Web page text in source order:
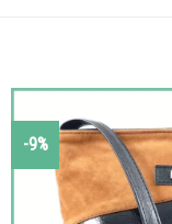
-9%